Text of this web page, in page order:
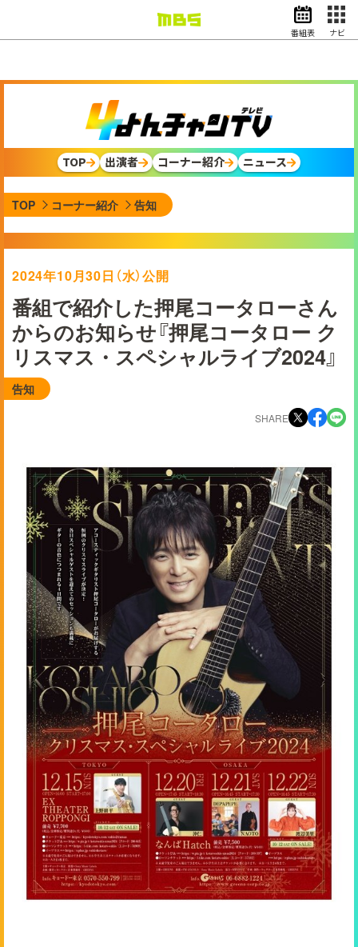
ドラマ
スポーツ
動画イズム ニュース
天気・防災
映画 アナウンサー
グッズ
EN 検索 番組表
番組表 ナビ
TOP 出演者 コーナー紹介 ニュース
TOP コーナー紹介 告知
2024年10月30日（水）公開
番組で紹介した押尾コータローさん
からのお知らせ『押尾コータロー ク
リスマス・スペシャルライブ2024』
告知
SHARE